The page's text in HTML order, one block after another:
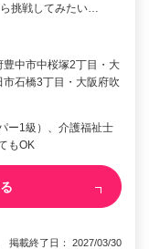
挑戦してみたい…
中市中桜塚2丁目・大
石橋3丁目・大阪府吹
ー1級）、介護福祉士
もOK
掲載終了日： 2027/03/30